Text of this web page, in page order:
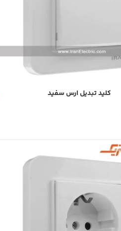
کلید تبدیل ارس سفید